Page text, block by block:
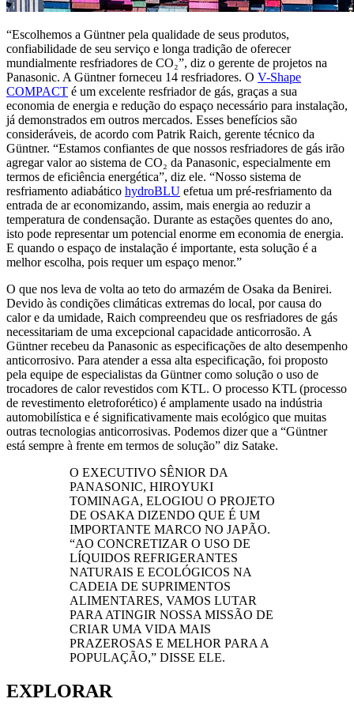
“Escolhemos a Güntner pela qualidade de seus produtos,
confiabilidade de seu serviço e longa tradição de oferecer
mundialmente resfriadores de CO₂”, diz o gerente de projetos na
Panasonic. A Güntner forneceu 14 resfriadores. O V-Shape
COMPACT é um excelente resfriador de gás, graças a sua
economia de energia e redução do espaço necessário para instalação,
já demonstrados em outros mercados. Esses benefícios são
consideráveis, de acordo com Patrik Raich, gerente técnico da
Güntner. “Estamos confiantes de que nossos resfriadores de gás irão
agregar valor ao sistema de CO₂ da Panasonic, especialmente em
termos de eficiência energética”, diz ele. “Nosso sistema de
resfriamento adiabático hydroBLU efetua um pré-resfriamento da
entrada de ar economizando, assim, mais energia ao reduzir a
temperatura de condensação. Durante as estações quentes do ano,
isto pode representar um potencial enorme em economia de energia.
E quando o espaço de instalação é importante, esta solução é a
melhor escolha, pois requer um espaço menor.”
O que nos leva de volta ao teto do armazém de Osaka da Benirei.
Devido às condições climáticas extremas do local, por causa do
calor e da umidade, Raich compreendeu que os resfriadores de gás
necessitariam de uma excepcional capacidade anticorrosão. A
Güntner recebeu da Panasonic as especificações de alto desempenho
anticorrosivo. Para atender a essa alta especificação, foi proposto
pela equipe de especialistas da Güntner como solução o uso de
trocadores de calor revestidos com KTL. O processo KTL (processo
de revestimento eletroforético) é amplamente usado na indústria
automobilística e é significativamente mais ecológico que muitas
outras tecnologias anticorrosivas. Podemos dizer que a “Güntner
está sempre à frente em termos de solução” diz Satake.
O EXECUTIVO SÊNIOR DA
PANASONIC, HIROYUKI
TOMINAGA, ELOGIOU O PROJETO
DE OSAKA DIZENDO QUE É UM
IMPORTANTE MARCO NO JAPÃO.
“AO CONCRETIZAR O USO DE
LÍQUIDOS REFRIGERANTES
NATURAIS E ECOLÓGICOS NA
CADEIA DE SUPRIMENTOS
ALIMENTARES, VAMOS LUTAR
PARA ATINGIR NOSSA MISSÃO DE
CRIAR UMA VIDA MAIS
PRAZEROSAS E MELHOR PARA A
POPULAÇÃO,” DISSE ELE.
EXPLORAR